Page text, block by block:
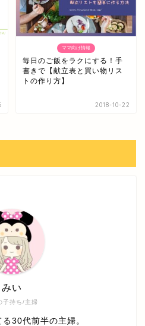
ママ向け情報
毎日のご飯をラクにする！手
書きで【献立表と買い物リス
トの作り方】
2018-10-22
子持ち/主婦
みい
30代前半の主婦。